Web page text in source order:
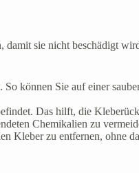
sie nicht beschädigt
können Sie auf einer
Das hilft, die
Chemikalien zu
Kleber zu entfernen, ohne